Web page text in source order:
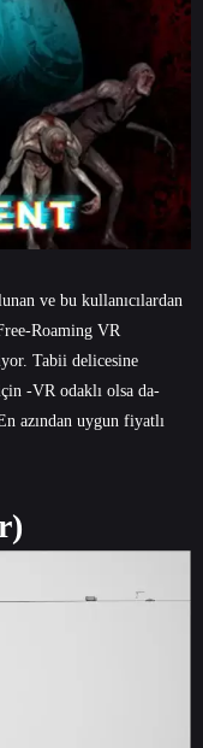
ve bu kullanıcılardan
Roaming VR
Tabii delicesine
-VR odaklı olsa da-
azından uygun fiyatlı